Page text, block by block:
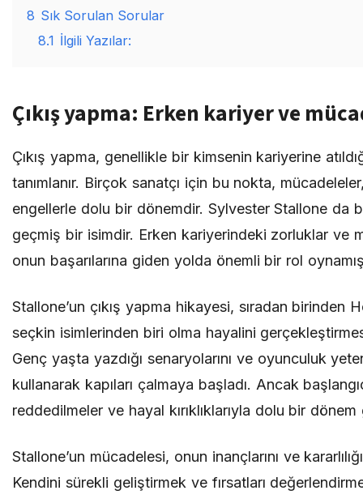
8 Sık Sorulan Sorular
8.1 İlgili Yazılar:
Çıkış yapma: Erken kariyer ve
Çıkış yapma, genellikle bir kimsenin kariyerine
tanımlanır. Birçok sanatçı için bu nokta,
engellerle dolu bir dönemdir. Sylvester Stallone da
geçmiş bir isimdir. Erken kariyerindeki zorluklar ve
onun başarılarına giden yolda önemli bir rol
Stallone’un çıkış yapma hikayesi, sıradan birinden
seçkin isimlerinden biri olma hayalini
Genç yaşta yazdığı senaryolarını ve oyunculuk
kullanarak kapıları çalmaya başladı. Ancak
reddedilmeler ve hayal kırıklıklarıyla dolu bir
Stallone’un mücadelesi, onun inançlarını ve
Kendini sürekli geliştirmek ve fırsatları